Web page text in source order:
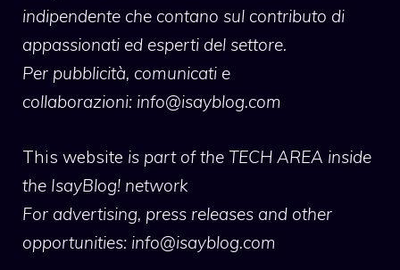
indipendente che contano sul contributo di
appassionati ed esperti del settore.
Per pubblicità, comunicati e
collaborazioni: info@isayblog.com
This website is part of the TECH AREA inside
the IsayBlog! network
For advertising, press releases and other
opportunities: info@isayblog.com